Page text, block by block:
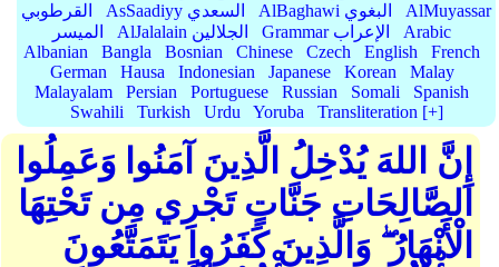
القرطوبي
AsSaadiyy السعدي AlBaghawi البغوي
AlMuyassar
الميسر
AlJalalain الجلالين Grammar الإعراب
Arabic
Albanian
Bangla Bosnian Chinese Czech English
French
German
Hausa Indonesian Japanese Korean
Malay
Malayalam
Persian Portuguese Russian Somali
Spanish
Swahili
Turkish Urdu Yoruba Transliteration [+]
إِنَّ اللهَ يُدْخِلُ الَّذِينَ آمَنُوا وَعَمِلُوا
الصَّالِحَاتِ جَنَّاتٍ تَجْرِي مِن تَحْتِهَا
الْأَنْهَارُ ۖ وَالَّذِينَ كَفَرُوا يَتَمَتَّعُونَ